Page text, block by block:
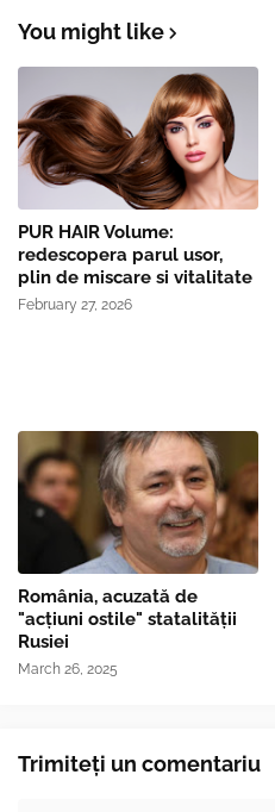
You might like
PUR HAIR Volume:
redescopera parul usor,
plin de miscare si vitalitate
February 27, 2026
România, acuzată de
"acțiuni ostile" statalității
Rusiei
March 26, 2025
Trimiteți un comentariu